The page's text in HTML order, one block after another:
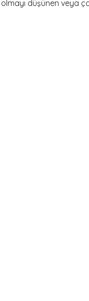
düşünen veya